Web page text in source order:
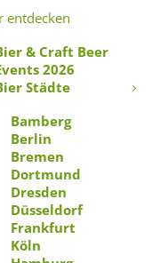
entdecken
& Craft Beer
2026
Städte
Bamberg
Berlin
Bremen
Dortmund
Dresden
Düsseldorf
Frankfurt
Köln